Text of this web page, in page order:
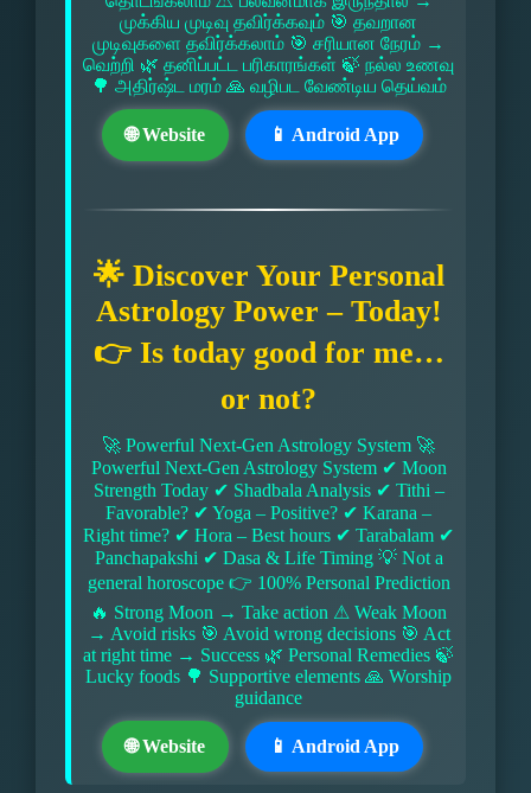
முக்கிய முடிவு தவிர்க்கவும் 🎯 தவறான
முடிவுகளை தவிர்க்கலாம் 🎯 சரியான நேரம் →
வெற்றி 🌿 தனிப்பட்ட பரிகாரங்கள் 🍃 நல்ல உணவு
🌳 அதிர்ஷ்ட மரம் 🙏 வழிபட வேண்டிய தெய்வம்
🌐 Website 📱 Android App
🌟 Discover Your Personal
Astrology Power – Today!
👉 Is today good for me…
or not?
🚀 Powerful Next-Gen Astrology System 🚀
Powerful Next-Gen Astrology System ✔ Moon
Strength Today ✔ Shadbala Analysis ✔ Tithi –
Favorable? ✔ Yoga – Positive? ✔ Karana –
Right time? ✔ Hora – Best hours ✔ Tarabalam ✔
Panchapakshi ✔ Dasa & Life Timing 💡 Not a
general horoscope 👉 100% Personal Prediction
🔥 Strong Moon → Take action ⚠ Weak Moon
→ Avoid risks 🎯 Avoid wrong decisions 🎯 Act
at right time → Success 🌿 Personal Remedies 🍃
Lucky foods 🌳 Supportive elements 🙏 Worship
guidance
🌐 Website 📱 Android App